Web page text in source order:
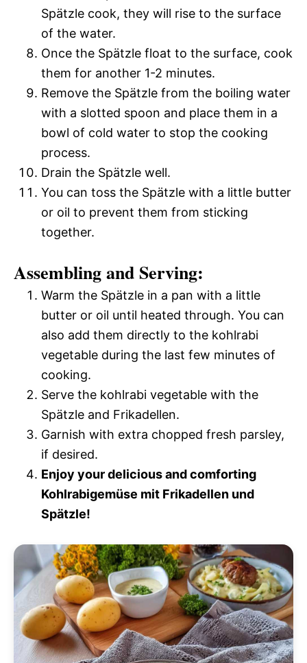
Spätzle cook, they will rise to the surface
of the water.
Once the Spätzle float to the surface, cook
them for another 1-2 minutes.
Remove the Spätzle from the boiling water
with a slotted spoon and place them in a
bowl of cold water to stop the cooking
process.
Drain the Spätzle well.
You can toss the Spätzle with a little butter
or oil to prevent them from sticking
together.
Assembling and Serving:
Warm the Spätzle in a pan with a little
butter or oil until heated through. You can
also add them directly to the kohlrabi
vegetable during the last few minutes of
cooking.
Serve the kohlrabi vegetable with the
Spätzle and Frikadellen.
Garnish with extra chopped fresh parsley,
if desired.
Enjoy your delicious and comforting
Kohlrabigemüse mit Frikadellen und
Spätzle!